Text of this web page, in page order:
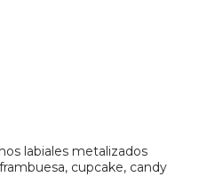
labiales metalizados
cupcake, candy